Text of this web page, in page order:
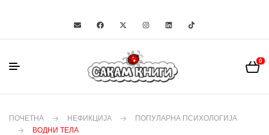
0
ПОЧЕТНА НЕФИКЦИЈА
ПОПУЛАРНА ПСИХОЛОГИЈА
ВОДНИ ТЕЛА